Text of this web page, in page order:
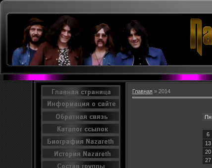
Главная » 2014
Пн
6
13
20
27